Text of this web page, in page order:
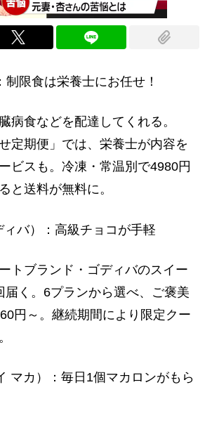
限食は栄養士にお任せ！
病食などを配達してくれる。
定期便」では、栄養士が内容を
ビスも。冷凍・常温別で4980円
と送料が無料に。
バ）：高級チョコが手軽
トブランド・ゴディバのスイー
届く。6プランから選べ、ご褒美
円～。継続期間により限定クー
マカ）：毎日1個マカロンがもら